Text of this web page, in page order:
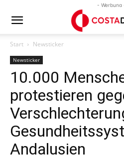
- Werbung
Start Newsticker
Newsticker
10.000
protestieren
Andalusien